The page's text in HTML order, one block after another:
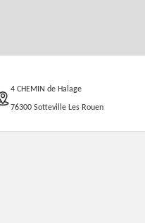
4 CHEMIN de Halage
76300 Sotteville Les Rouen